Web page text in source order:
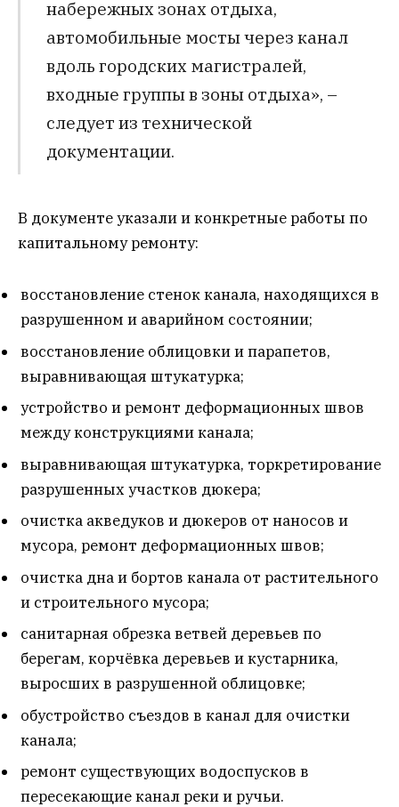
набережных зонах отдыха,
автомобильные мосты через канал
вдоль городских магистралей,
входные группы в зоны отдыха», –
следует из технической
документации.
В документе указали и конкретные работы по
капитальному ремонту:
восстановление стенок канала, находящихся в
разрушенном и аварийном состоянии;
восстановление облицовки и парапетов,
выравнивающая штукатурка;
устройство и ремонт деформационных швов
между конструкциями канала;
выравнивающая штукатурка, торкретирование
разрушенных участков дюкера;
очистка акведуков и дюкеров от наносов и
мусора, ремонт деформационных швов;
очистка дна и бортов канала от растительного
и строительного мусора;
санитарная обрезка ветвей деревьев по
берегам, корчёвка деревьев и кустарника,
выросших в разрушенной облицовке;
обустройство съездов в канал для очистки
канала;
ремонт существующих водоспусков в
пересекающие канал реки и ручьи.